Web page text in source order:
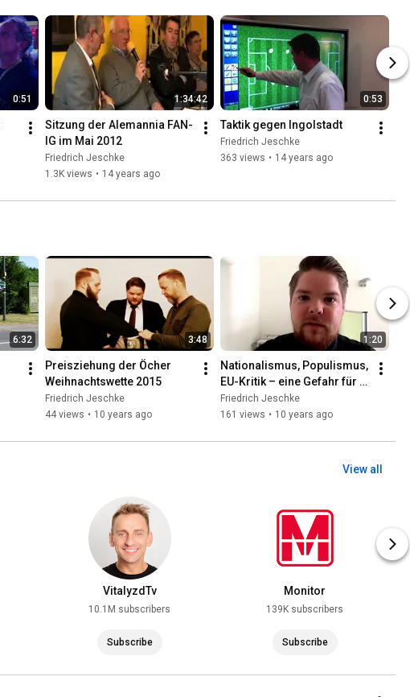
0:51 1:34:42
Sitzung der Alemannia FAN-
IG im Mai 2012
Friedrich Jeschke
1.3K views • 14 years ago
0:53
Taktik gegen Ingolstadt
Friedrich Jeschke
363 views • 14 years ago
6:32 3:48
Preisziehung der Öcher
Weihnachtswette 2015
Friedrich Jeschke
44 views • 10 years ago
1:20
Nationalismus, Populismus,
EU-Kritik – eine Gefahr für
Europa ?  - Eure Meinung
bitte!
Friedrich Jeschke
161 views • 10 years ago
View all
VitalyzdTv
10.1M subscribers
Subscribe
Monitor
139K subscribers
Subscribe